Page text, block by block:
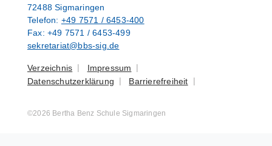
72488 Sigmaringen
Telefon: +49 7571 / 6453-400
Fax: +49 7571 / 6453-499
sekretariat@bbs-sig.de
Verzeichnis
Impressum
Datenschutzerklärung
Barrierefreiheit
©2026 Bertha Benz Schule Sigmaringen